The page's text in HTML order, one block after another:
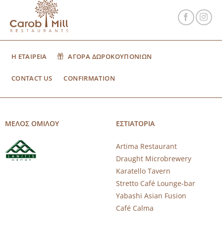
Η ΕΤΑΙΡΕΙΑ ΑΓΟΡΑ ΔΩΡΟΚΟΥΠΟΝΙΩΝ
CONTACT US CONFIRMATION
ΜΕΛΟΣ ΟΜΙΛΟΥ ΕΣΤΙΑΤΟΡΙΑ
Artima Restaurant
Draught Microbrewery
Karatello Tavern
Stretto Café Lounge-bar
Yabashi Asian Fusion
Café Calma